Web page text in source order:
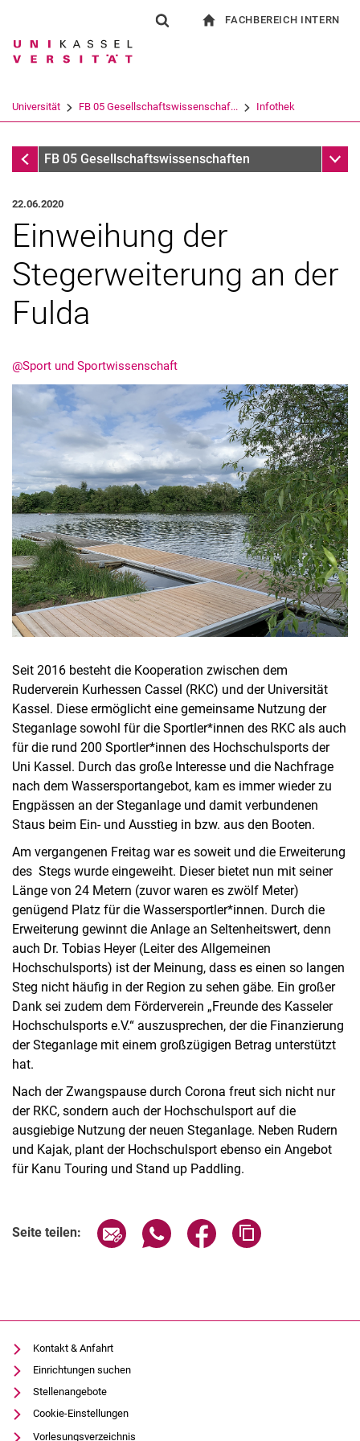
Springe direkt zu: Inhalt
Springe direkt zu: Suche
Springe direkt zu:
Suchbegriff
Suchen (öffnet externen Link in einem
FACHBEREICH INTERN
Universität FB 05 Gesellschaftswissenschaf... Infothek
InfothekFB 05 Gesellschaftswissenschaften
Alle Meldungen
Alle Termine
22.06.2020
Einweihung der
Stegerweiterung an der
Fulda
@Sport und Sportwissenschaft
Seit 2016 besteht die Kooperation zwischen dem
Ruderverein Kurhessen Cassel (RKC) und der Universität
Kassel. Diese ermöglicht eine gemeinsame Nutzung der
Steganlage sowohl für die Sportler*innen des RKC als auch
für die rund 200 Sportler*innen des Hochschulsports der
Uni Kassel. Durch das große Interesse und die Nachfrage
nach dem Wassersportangebot, kam es immer wieder zu
Engpässen an der Steganlage und damit verbundenen
Staus beim Ein- und Ausstieg in bzw. aus den Booten.
Am vergangenen Freitag war es soweit und die Erweiterung
des Stegs wurde eingeweiht. Dieser bietet nun mit seiner
Länge von 24 Metern (zuvor waren es zwölf Meter)
genügend Platz für die Wassersportler*innen. Durch die
Erweiterung gewinnt die Anlage an Seltenheitswert, denn
auch Dr. Tobias Heyer (Leiter des Allgemeinen
Hochschulsports) ist der Meinung, dass es einen so langen
Steg nicht häufig in der Region zu sehen gäbe. Ein großer
Dank sei zudem dem Förderverein „Freunde des Kasseler
Hochschulsports e.V.“ auszusprechen, der die Finanzierung
der Steganlage mit einem großzügigen Betrag unterstützt
hat.
Nach der Zwangspause durch Corona freut sich nicht nur
der RKC, sondern auch der Hochschulsport auf die
ausgiebige Nutzung der neuen Steganlage. Neben Rudern
und Kajak, plant der Hochschulsport ebenso ein Angebot
für Kanu Touring und Stand up Paddling.
Seite teilen: Seite über E-Mail teilen
Seite über WhatsApp teilen
Seite über Facebook
Kontakt & Anfahrt
Einrichtungen suchen
Stellenangebote
Cookie-Einstellungen
Vorlesungsverzeichnis